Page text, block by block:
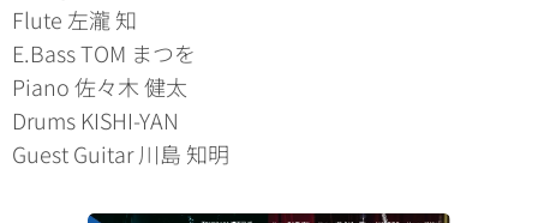
Flute 左瀧 知
E.Bass TOM まつを
Piano 佐々木 健太
Drums KISHI-YAN
Guest Guitar 川島 知明